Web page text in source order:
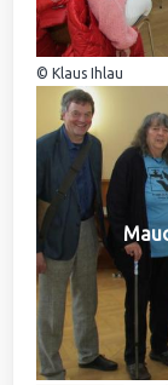
© Klaus Ihlau